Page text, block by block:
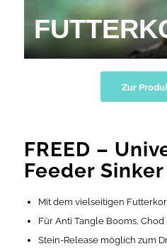
Zur
FREED –
Feeder Sinker
Mit dem vielseitigen
Für Anti Tangle Booms,
Stein-Release möglich zum